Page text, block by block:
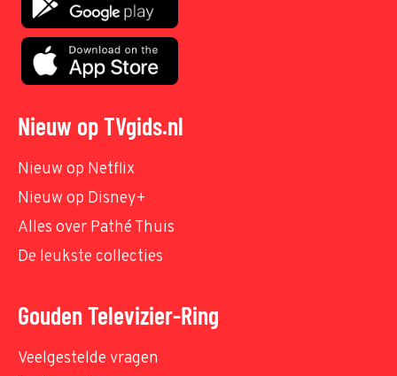
Nieuw op TVgids.nl
Nieuw op Netflix
Nieuw op Disney+
Alles over Pathé Thuis
De leukste collecties
Gouden Televizier-Ring
Veelgestelde vragen